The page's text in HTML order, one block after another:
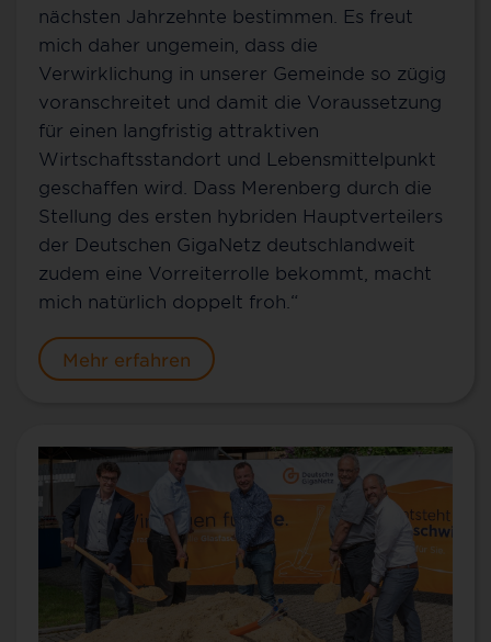
nächsten Jahrzehnte bestimmen. Es freut
mich daher ungemein, dass die
Verwirklichung in unserer Gemeinde so zügig
voranschreitet und damit die Voraussetzung
für einen langfristig attraktiven
Wirtschaftsstandort und Lebensmittelpunkt
geschaffen wird. Dass Merenberg durch die
Stellung des ersten hybriden Hauptverteilers
der Deutschen GigaNetz deutschlandweit
zudem eine Vorreiterrolle bekommt, macht
mich natürlich doppelt froh.“
Mehr erfahren